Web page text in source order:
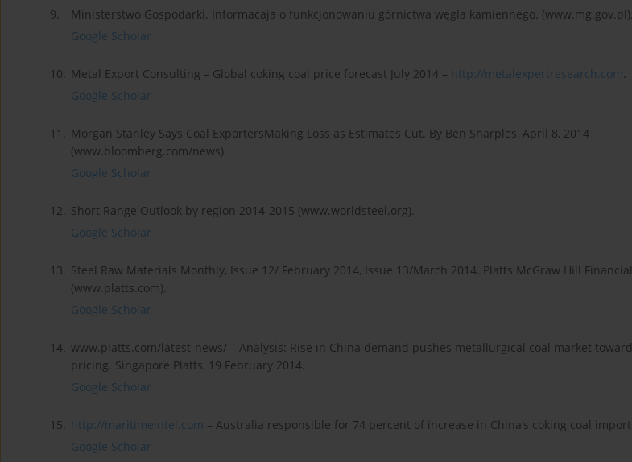
9.
Ministerstwo Gospodarki. Informacaja o funkcjonowaniu górnictwa węgla kamiennego. (www.mg.gov.pl).
Google Scholar
10. Metal Export Consulting – Global coking coal price forecast July 2014 – http://metalexpertresearch.com.
Google Scholar
11. Morgan Stanley Says Coal ExportersMaking Loss as Estimates Cut. By Ben Sharples, April 8, 2014
(www.bloomberg.com/news).
Google Scholar
12. Short Range Outlook by region 2014-2015 (www.worldsteel.org).
Google Scholar
13. Steel Raw Materials Monthly, Issue 12/ February 2014, Issue 13/March 2014. Platts McGraw Hill Financial
(www.platts.com).
Google Scholar
14. www.platts.com/latest-news/ – Analysis: Rise in China demand pushes metallurgical coal market
pricing. Singapore Platts, 19 February 2014.
Google Scholar
15. http://maritimeintel.com – Australia responsible for 74 percent of increase in China’s coking coal
Google Scholar